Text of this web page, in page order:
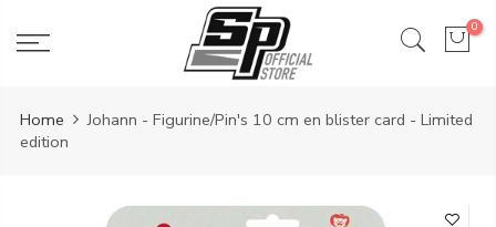
0
Home
Johann - Figurine/Pin's 10 cm en blister card - Limited
edition